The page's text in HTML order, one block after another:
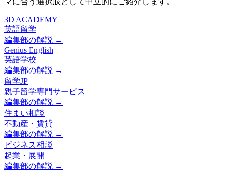
3D ACADEMY
英語留学
編集部の解説 →
Genius English
英語学校
編集部の解説 →
留学JP
親子留学専門サービス
編集部の解説 →
住まい相談
不動産・賃貸
編集部の解説 →
ビジネス相談
起業・展開
編集部の解説 →